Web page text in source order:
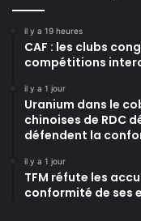
il y a 19 heures
CAF : les clubs
compétitions
il y a 1 jour
Uranium dans le
chinoises de RDC
défendent la
il y a 1 jour
TFM réfute les
conformité de ses